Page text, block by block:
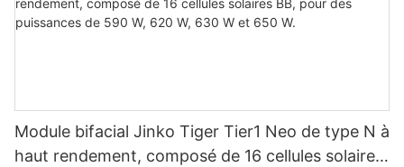
Module bifacial Jinko Tiger Tier1 Neo de type N à
haut rendement, composé de 16 cellules solaires